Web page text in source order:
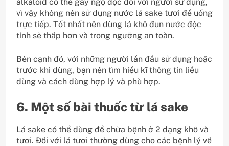
vì vậy không nên sử dụng nước lá sake tươi để uống
trực tiếp. Tốt nhất nên dùng lá khô đun nước độc
tính sẽ thấp hơn và trong ngưỡng an toàn.
Bên cạnh đó, với những người lần đầu sử dụng hoặc
trước khi dùng, bạn nên tìm hiểu kĩ thông tin liều
dùng và cách dùng hợp lý và phù hợp.
6. Một số bài thuốc từ lá sake
Lá sake có thể dùng để chữa bệnh ở 2 dạng khô và
tươi. Đối với lá tươi thường dùng cho các bệnh lý về